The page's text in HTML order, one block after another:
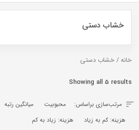
خشاب دستی
خانه/ خشاب دستی
Showing all 5 results
مرتب‌سازی براساس: محبوبیت میانگین رتبه
هزینه: کم به زیاد
هزینه: زیاد به کم